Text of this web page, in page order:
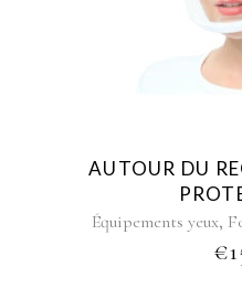
AUTOUR DU
Équipements yeux,
€